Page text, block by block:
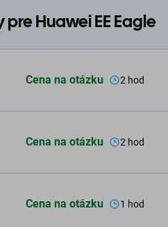
Huawei EE Eagle
Cena na otázku 2 hod
Cena na otázku 2 hod
Cena na otázku 1 hod